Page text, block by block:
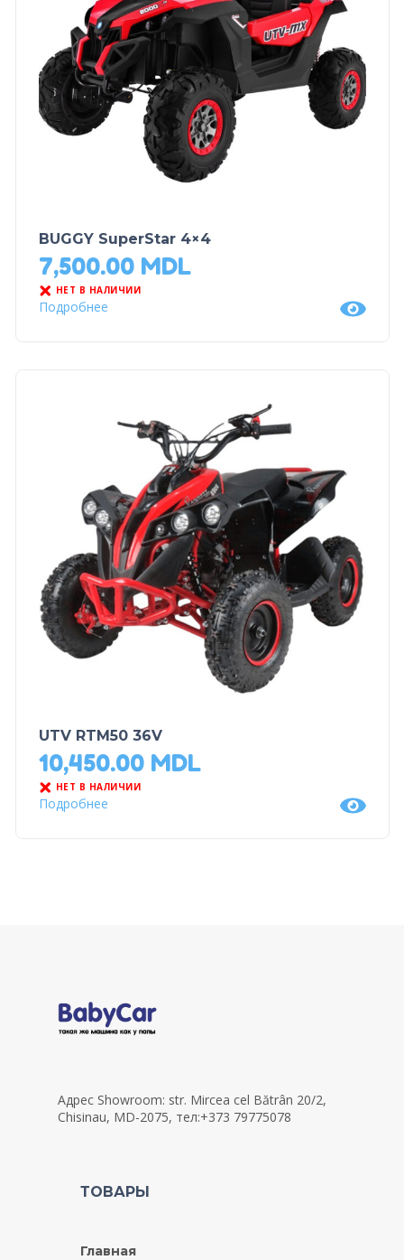
BUGGY SuperStar 4×4
7,500.00 MDL
НЕТ В НАЛИЧИИ
Подробнее
UTV RTM50 36V
10,450.00 MDL
НЕТ В НАЛИЧИИ
Подробнее
Адрес Showroom: str. Mircea cel Bătrân 20/2,
Chisinau, MD-2075, тел:+373 79775078
ТОВАРЫ
Главная